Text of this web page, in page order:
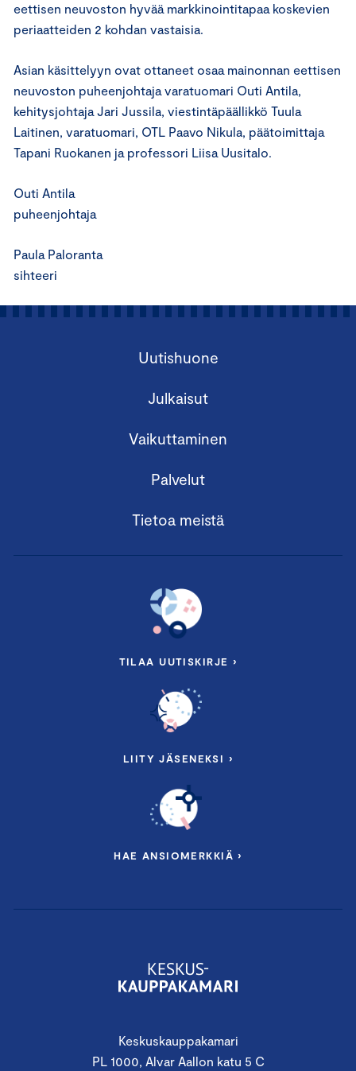
eettisen neuvoston hyvää markkinointitapaa koskevien
periaatteiden 2 kohdan vastaisia.
Asian käsittelyyn ovat ottaneet osaa mainonnan eettisen
neuvoston puheenjohtaja varatuomari Outi Antila,
kehitysjohtaja Jari Jussila, viestintäpäällikkö Tuula
Laitinen, varatuomari, OTL Paavo Nikula, päätoimittaja
Tapani Ruokanen ja professori Liisa Uusitalo.
Outi Antila
puheenjohtaja
Paula Paloranta
sihteeri
Keskuskauppakamari
PL 1000, Alvar Aallon katu 5 C
Uutishuone
Julkaisut
Vaikuttaminen
Palvelut
Tietoa meistä
TILAA UUTISKIRJE ›
LIITY JÄSENEKSI ›
HAE ANSIOMERKKIÄ ›